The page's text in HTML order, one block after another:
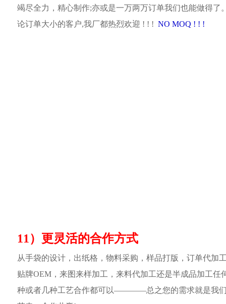
竭尽全力，精心制作;亦或是一万两万订单我们也能做得了
论订单大小的客户,我厂都热烈欢迎 ! ! ! NO MOQ ! ! !
11）更灵活的合作方式
从手袋的设计，出纸格，物料采购，样品打版，订单代加
贴牌OEM，来图来样加工，来料代加工还是半成品加工任
种或者几种工艺合作都可以————总之您的需求就是我